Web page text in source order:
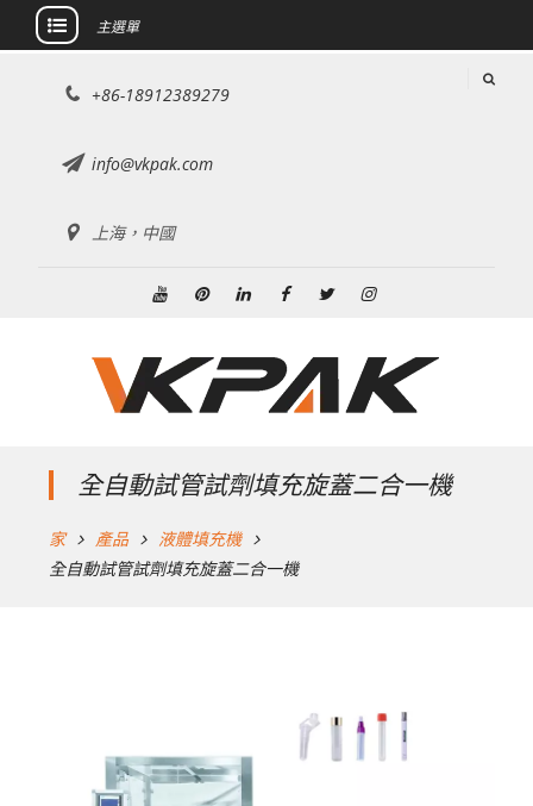
主選單
+86-18912389279
info@vkpak.com
上海，中國
全自動試管試劑填充旋蓋二合一機
家 產品
液體填充機
全自動試管試劑填充旋蓋二合一機